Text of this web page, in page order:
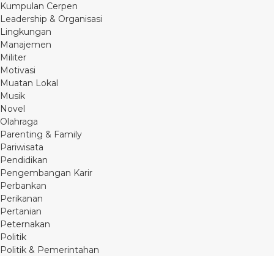
Kumpulan Cerpen
Leadership & Organisasi
Lingkungan
Manajemen
Militer
Motivasi
Muatan Lokal
Musik
Novel
Olahraga
Parenting & Family
Pariwisata
Pendidikan
Pengembangan Karir
Perbankan
Perikanan
Pertanian
Peternakan
Politik
Politik & Pemerintahan